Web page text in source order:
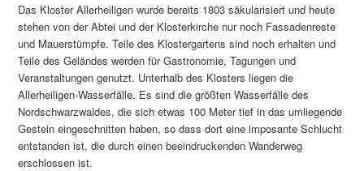
Das Kloster Allerheiligen wurde bereits 1803 säkularisiert und heute
stehen von der Abtei und der Klosterkirche nur noch Fassadenreste
und Mauerstümpfe. Teile des Klostergartens sind noch erhalten und
Teile des Geländes werden für Gastronomie, Tagungen und
Veranstaltungen genutzt. Unterhalb des Klosters liegen die
Allerheiligen-Wasserfälle. Es sind die größten Wasserfälle des
Nordschwarzwaldes, die sich etwas 100 Meter tief in das umliegende
Gestein eingeschnitten haben, so dass dort eine imposante Schlucht
entstanden ist, die durch einen beeindruckenden Wanderweg
erschlossen ist.